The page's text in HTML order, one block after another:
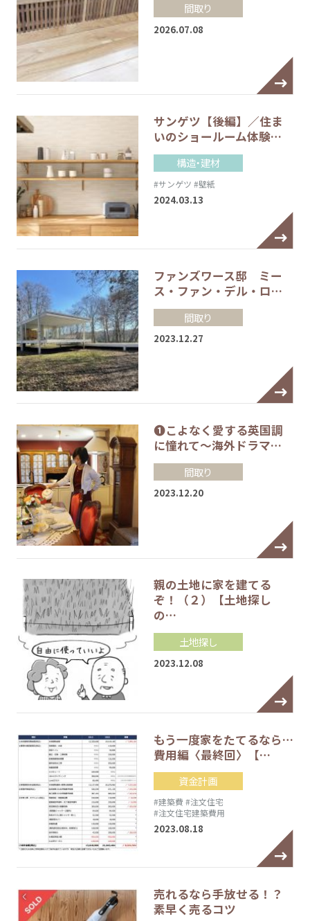
間取り
2026.07.08
サンゲツ【後編】／住ま
いのショールーム体験…
構造・建材
#サンゲツ #壁紙
2024.03.13
ファンズワース邸 ミー
ス・ファン・デル・ロ…
間取り
2023.12.27
❶こよなく愛する英国調
に憧れて～海外ドラマ…
間取り
2023.12.20
親の土地に家を建てる
ぞ！（２）【土地探し
の…
土地探し
2023.12.08
もう一度家をたてるなら…
費用編〈最終回〉【…
資金計画
#建築費 #注文住宅
#注文住宅建築費用
2023.08.18
売れるなら手放せる！？
素早く売るコツ